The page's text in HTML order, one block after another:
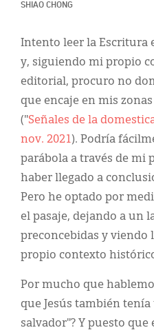
SHIAO CHONG
Intento leer la Escritura
y, siguiendo mi propio
editorial, procuro no
que encaje en mis
("Señales de la
nov. 2021). Podría
parábola a través de mi
haber llegado a
Pero he optado por
el pasaje, dejando a un
preconcebidas y viendo
propio contexto
Por mucho que
que Jesús también
salvador"? Y puesto que
About
한국어
Español